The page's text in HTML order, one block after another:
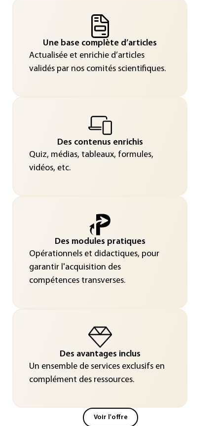
Une base complète d’articles
Actualisée et enrichie d’articles
validés par nos comités scientifiques.
Des contenus enrichis
Quiz, médias, tableaux, formules,
vidéos, etc.
Des modules pratiques
Opérationnels et didactiques, pour
garantir l'acquisition des
compétences transverses.
Des avantages inclus
Un ensemble de services exclusifs en
complément des ressources.
Voir l'offre